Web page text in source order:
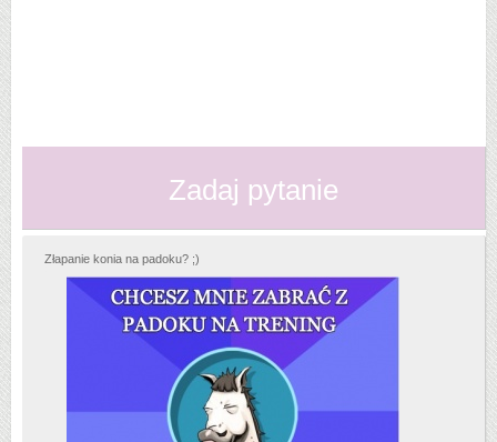
Zadaj pytanie
Złapanie konia na padoku? ;)